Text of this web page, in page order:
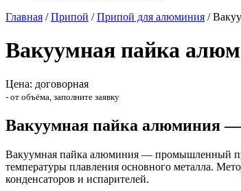
Главная /Припой /Припой для алюминия /
Вакуумная пайка
Цена: договорная
- от объёма, заполните заявку
Вакуумная пайка алюминия
Вакуумная пайка алюминия — промышленный
температуры плавления основного металла.
конденсаторов и испарителей.